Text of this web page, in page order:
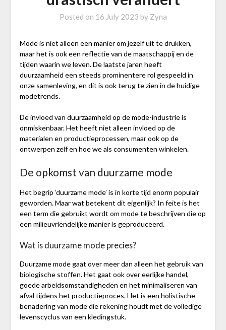
Posted on 16 July 2023 by Zyna
Mode is niet alleen een manier om jezelf uit te drukken,
maar het is ook een reflectie van de maatschappij en de
tijden waarin we leven. De laatste jaren heeft
duurzaamheid een steeds prominentere rol gespeeld in
onze samenleving, en dit is ook terug te zien in de huidige
modetrends.
De invloed van duurzaamheid op de mode-industrie is
onmiskenbaar. Het heeft niet alleen invloed op de
materialen en productieprocessen, maar ook op de
ontwerpen zelf en hoe we als consumenten winkelen.
De opkomst van duurzame mode
Het begrip ‘duurzame mode’ is in korte tijd enorm populair
geworden. Maar wat betekent dit eigenlijk? In feite is het
een term die gebruikt wordt om mode te beschrijven die op
een milieuvriendelijke manier is geproduceerd.
Wat is duurzame mode precies?
Duurzame mode gaat over meer dan alleen het gebruik van
biologische stoffen. Het gaat ook over eerlijke handel,
goede arbeidsomstandigheden en het minimaliseren van
afval tijdens het productieproces. Het is een holistische
benadering van mode die rekening houdt met de volledige
levenscyclus van een kledingstuk.